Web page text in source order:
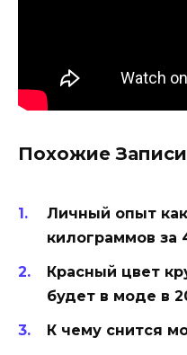
Похожие
Личный опыт
килограммов за
Красный цвет
будет в моде в
К чему снится